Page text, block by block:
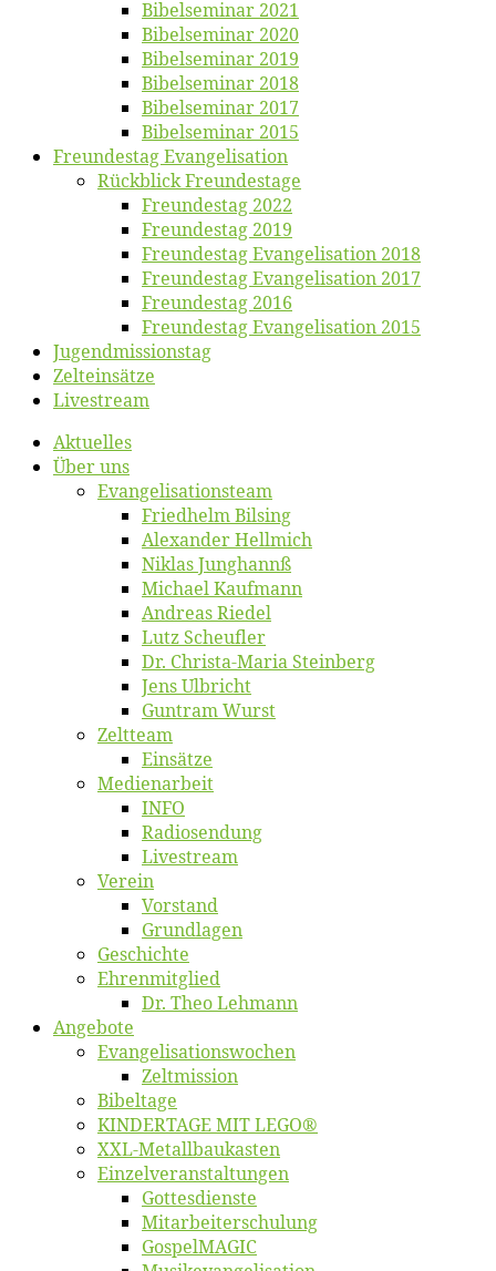
Bi­bel­se­mi­nar 2021
Bi­bel­se­mi­nar 2020
Bi­bel­se­mi­nar 2019
Bi­bel­se­mi­nar 2018
Bibelsemi­nar 2017
Bibelsemi­nar 2015
Freun­des­tag Evangelisation
Rück­blick Freundestage
Freun­des­tag 2022
Freun­des­tag 2019
Freun­des­tag Evan­ge­li­sa­ti­on 2018
Freun­des­tag Evan­ge­li­sa­ti­on 2017
Freun­des­tag 2016
Freun­des­tag Evan­ge­li­sa­ti­on 2015
Jugend­mis­sions­tag
Zelt­ein­sät­ze
Live­stream
Ak­tu­el­les
Über uns
Evangelisa­tions­team
Fried­helm Bilsing
Alex­an­der Hellmich
Ni­klas Junghannß
Mi­cha­el Kaufmann
An­dre­as Riedel
Lutz Scheuf­ler
Dr. Chris­­ta-Ma­ria Steinberg
Jens Ulb­richt
Gun­tram Wurst
Zelt­team
Ein­sät­ze
Me­di­en­ar­beit
INFO
Ra­dio­sen­dung
Live­stream
Ver­ein
Vor­stand
Grund­la­gen
Ge­schich­te
Eh­ren­mit­glied
Dr. Theo Lehmann
An­ge­bo­te
Evangelisa­tions­wo­chen
Zelt­mis­si­on
Bi­bel­ta­ge
KINDERTAGE MIT LEGO®
XXL-Me­­tal­l­­bau­­kas­­ten
Einzelver­an­stal­tungen
Got­tes­diens­te
Mitarbeiter­schulung
Gos­pel­MA­GIC